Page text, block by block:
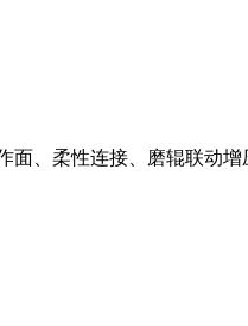
、柔性连接、磨辊联动